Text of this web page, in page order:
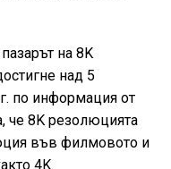
на 8K
над 5
по информация от
че 8K резолюцията
във филмовото и
4K.